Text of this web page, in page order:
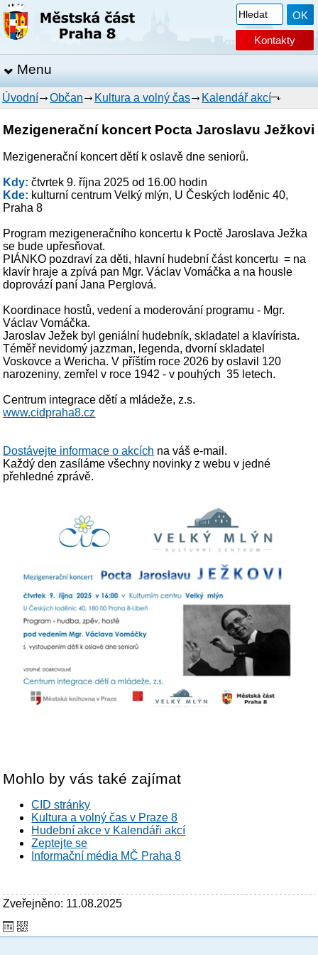
Kontakty
Menu
Úvodní Občan Kultura a volný čas Kalendář akcí
Mezigenerační koncert Pocta Jaroslavu Ježkovi
Mezigenerační koncert dětí k oslavě dne seniorů.
Kdy: čtvrtek 9. října 2025 od 16.00 hodin
Kde: kulturní centrum Velký mlýn, U Českých loděnic 40,
Praha 8
Program mezigeneračního koncertu k Poctě Jaroslava Ježka
se bude upřesňovat.
PIÁNKO pozdraví za děti, hlavní hudební část koncertu = na
klavír hraje a zpívá pan Mgr. Václav Vomáčka a na housle
doprovází paní Jana Perglová.
Koordinace hostů, vedení a moderování programu - Mgr.
Václav Vomáčka.
Jaroslav Ježek byl geniální hudebník, skladatel a klavírista.
Téměř nevidomý jazzman, legenda, dvorní skladatel
Voskovce a Wericha. V příštím roce 2026 by oslavil 120
narozeniny, zemřel v roce 1942 - v pouhých 35 letech.
Centrum integrace dětí a mládeže, z.s.
www.cidpraha8.cz
Dostávejte informace o akcích na váš e-mail.
Každý den zasíláme všechny novinky z webu v jedné
přehledné zprávě.
Mohlo by vás také zajímat
CID stránky
Kultura a volný čas v Praze 8
Hudební akce v Kalendáři akcí
Zeptejte se
Informační média MČ Praha 8
Zveřejněno: 11.08.2025